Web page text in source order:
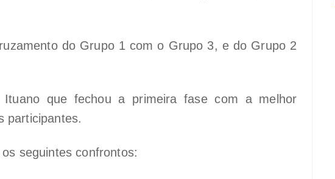
do Grupo 1 com o Grupo 3, e do Grupo 2
que fechou a primeira fase com a melhor
participantes.
seguintes confrontos: